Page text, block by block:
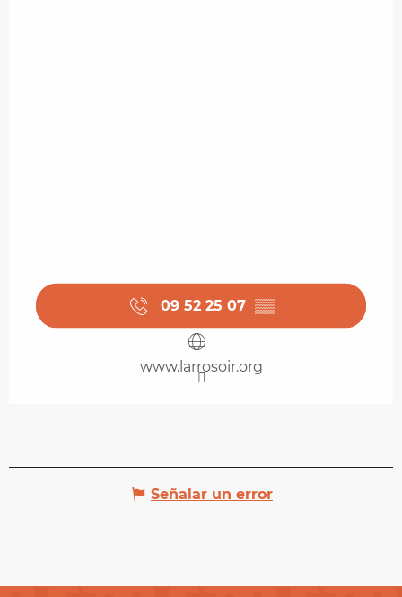
09 52 25 07 ▒▒
www.larrosoir.org
Señalar un error